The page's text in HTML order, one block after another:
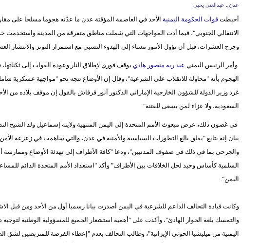
عدن ـ عبدالغني يحيى
أحبطتقوات الحكومة اليمنية الأحد في العاصمة المؤقتة عدن ما عدّته هجوما مسلحا على
وجرح العشرات، قبل أن تؤول الأمور مساء إلى الهدوء النسبي مع استمرار التوتر والانتشار
وأمر الرئيس اليمني عبد ربه منصور هادي بوقف فوري لإطلاق النار وعودة القوات إلى
الهجوم بأنه "محاولة للانقلاب على الشرعية"، وقال إن الأوضاع تتجه نحو "مواجهة عسكرية
غرد وزير الدولة للشؤون الخارجية الإماراتي الدكتور أنور قرقاش بالقول إن موقف بلاده من
السعودية، ولا عزاء لمن يسعى للفتنة"
في غضون ذلك، عرض مبعوث الأمم المتحدة إلى اليمن المنتهية ولايته إسماعيل ولد الشيخ
بيان إنه يتابع "بقلق بالغ التطورات السياسية والأمنية في عدن، والتي ساهمت في زعزعة
والجرحى بما في ذلك في صفوف المدنيين"، ودعا "كافة الأطراف إلى تهدئة الأوضاع
السلمية كأساس وحيد لحل الخلافات بين الأطراف" وأكد "استعداد الأمم المتحدة الدائم
اليمن".
وكانت قيادة التحالف الداعم للشرعية في اليمن أصدرت بيانا رسميا أول من الأحد ومن قبل
والتمسك بلغة الحوار الهادئ"، وأكدت على "أهمية استشعار الجميع للمسؤولية الوطنية
اليمنية من ميليشيا الحوثي الإيرانية"، وطالب التحالف بعدم "إعطاء الفرصة للمتربصين لشق